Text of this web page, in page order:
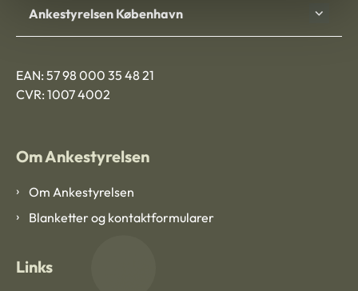
Ankestyrelsen København
EAN: 57 98 000 35 48 21
CVR: 1007 4002
Om Ankestyrelsen
Om Ankestyrelsen
Blanketter og kontaktformularer
Links